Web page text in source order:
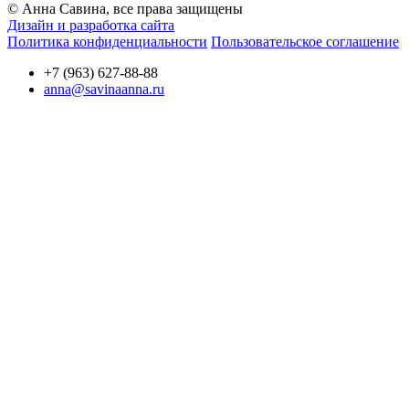
© Анна Савина, все права защищены
Дизайн и разработка сайта
Политика конфиденциальности Пользовательское соглашение
+7 (963) 627-88-88
anna@savinaanna.ru